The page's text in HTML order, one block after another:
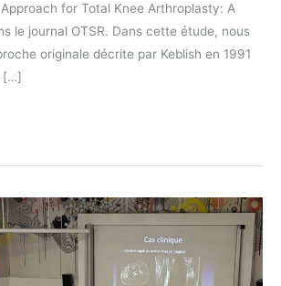
for Total Knee Arthroplasty: A
le journal OTSR. Dans cette étude, nous
originale décrite par Keblish en 1991
[…]